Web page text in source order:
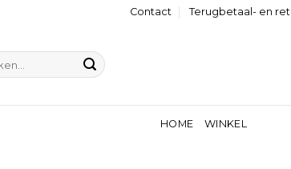
Contact Terugbetaal- en
HOME WINKEL